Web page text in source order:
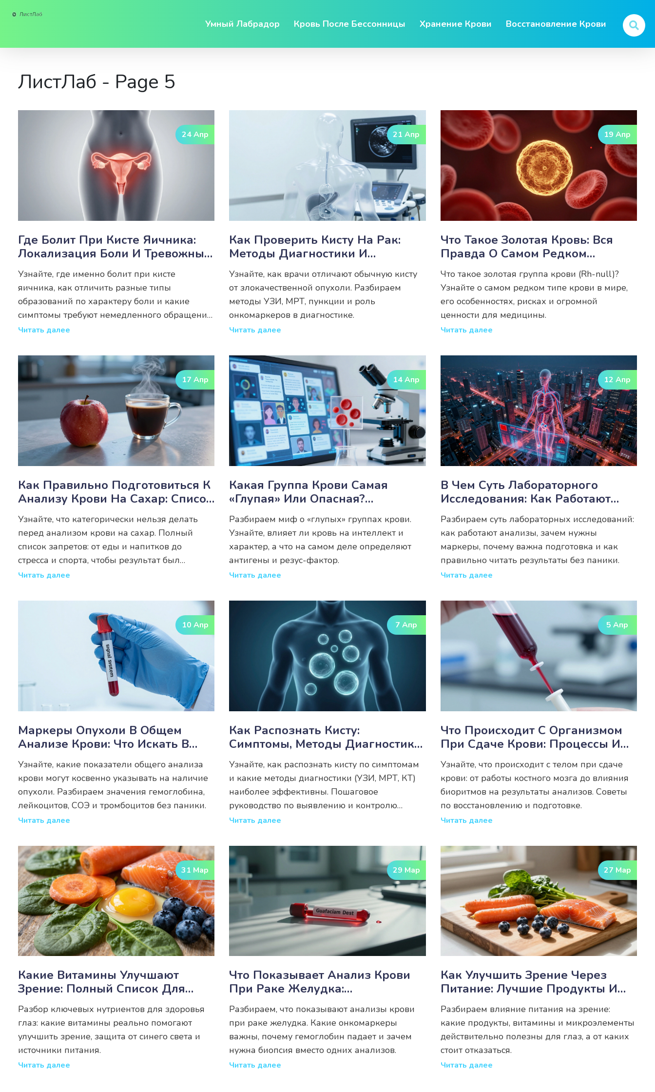
Умный Лабрадор Кровь После Бессонницы Хранение Крови Восстановление Крови
ЛистЛаб - Page 5
24 Апр
Где Болит При Кисте Яичника:
Локализация Боли И Тревожные
Симптомы
Узнайте, где именно болит при кисте
яичника, как отличить разные типы
образований по характеру боли и какие
симптомы требуют немедленного обращения
к врачу.
Читать далее
21 Апр
Как Проверить Кисту На Рак:
Методы Диагностики И
Тревожные Признаки
Узнайте, как врачи отличают обычную кисту
от злокачественной опухоли. Разбираем
методы УЗИ, МРТ, пункции и роль
онкомаркеров в диагностике.
Читать далее
19 Апр
Что Такое Золотая Кровь: Вся
Правда О Самом Редком
Феномене В Мире
Что такое золотая группа крови (Rh-null)?
Узнайте о самом редком типе крови в мире,
его особенностях, рисках и огромной
ценности для медицины.
Читать далее
17 Апр
Как Правильно Подготовиться К
Анализу Крови На Сахар: Список
Запретов
Узнайте, что категорически нельзя делать
перед анализом крови на сахар. Полный
список запретов: от еды и напитков до
стресса и спорта, чтобы результат был
точным.
Читать далее
14 Апр
Какая Группа Крови Самая
«глупая» Или Опасная?
Развенчиваем Мифы И Смотрим
На Факты
Разбираем миф о «глупых» группах крови.
Узнайте, влияет ли кровь на интеллект и
характер, а что на самом деле определяют
антигены и резус-фактор.
Читать далее
12 Апр
В Чем Суть Лабораторного
Исследования: Как Работают
Анализы И Зачем Они Нужны
Разбираем суть лабораторных исследований:
как работают анализы, зачем нужны
маркеры, почему важна подготовка и как
правильно читать результаты без паники.
Читать далее
10 Апр
Маркеры Опухоли В Общем
Анализе Крови: Что Искать В
Результатах
Узнайте, какие показатели общего анализа
крови могут косвенно указывать на наличие
опухоли. Разбираем значения гемоглобина,
лейкоцитов, СОЭ и тромбоцитов без паники.
Читать далее
7 Апр
Как Распознать Кисту:
Симптомы, Методы Диагностики
И Когда Стоит Беспокоиться
Узнайте, как распознать кисту по симптомам
и какие методы диагностики (УЗИ, МРТ, КТ)
наиболее эффективны. Пошаговое
руководство по выявлению и контролю
образований.
Читать далее
5 Апр
Что Происходит С Организмом
При Сдаче Крови: Процессы И
Восстановление
Узнайте, что происходит с телом при сдаче
крови: от работы костного мозга до влияния
биоритмов на результаты анализов. Советы
по восстановлению и подготовке.
Читать далее
31 Мар
Какие Витамины Улучшают
Зрение: Полный Список Для
Защиты Глаз
Разбор ключевых нутриентов для здоровья
глаз: какие витамины реально помогают
улучшить зрение, защита от синего света и
источники питания.
Читать далее
29 Мар
Что Показывает Анализ Крови
При Раке Желудка:
Расшифровка И Нормы
Разбираем, что показывают анализы крови
при раке желудка. Какие онкомаркеры
важны, почему гемоглобин падает и зачем
нужна биопсия вместо одних анализов.
Читать далее
27 Мар
Как Улучшить Зрение Через
Питание: Лучшие Продукты И
Витамины Для Глаз
Разбираем влияние питания на зрение:
какие продукты, витамины и микроэлементы
действительно полезны для глаз, а от каких
стоит отказаться.
Читать далее